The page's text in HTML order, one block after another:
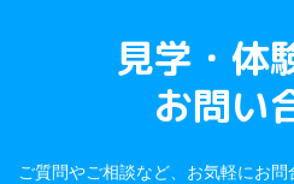
見学・体
お問い
ご質問やご相談など、お気軽にお問